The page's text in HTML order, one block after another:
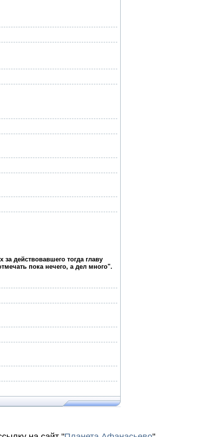
действовавшего тогда главу
пока нечего, а дел много".